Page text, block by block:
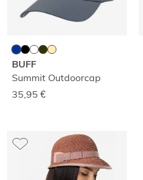
BUFF
Summit Outdoorcap
35,95 €